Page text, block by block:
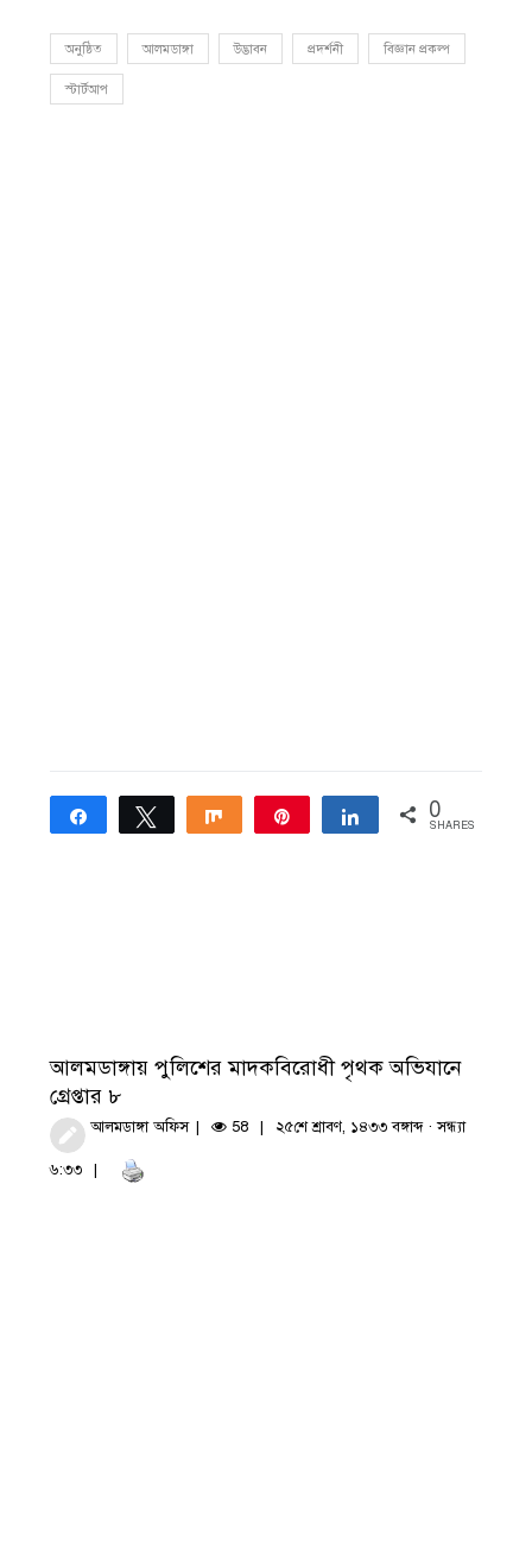
অনুষ্ঠিত আলমডাঙ্গা উদ্ভাবন প্রদর্শনী বিজ্ঞান প্রকল্প
স্টার্টআপ
Share Tweet Share Share 0
SHARES
আলমডাঙ্গায় পুলিশের মাদকবিরোধী পৃথক অভিযানে
গ্রেপ্তার ৮
আলমডাঙ্গা অফিস 58 ২৫শে শ্রাবণ, ১৪৩৩ বঙ্গাব্দ · সন্ধ্যা
৬:৩৩